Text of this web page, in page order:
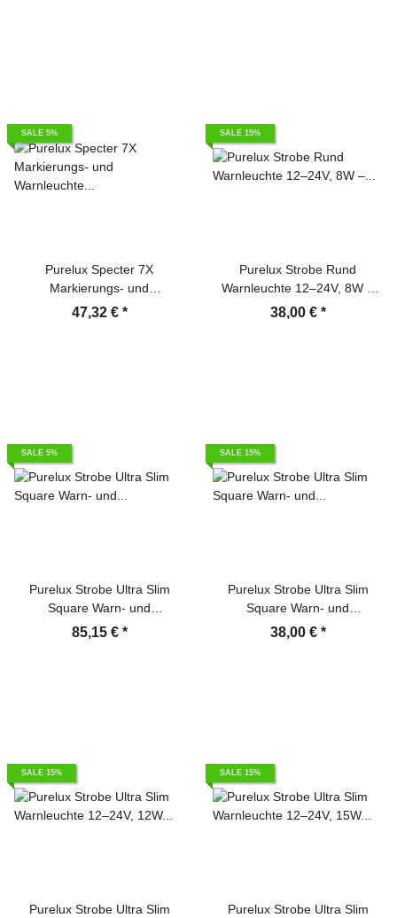
SALE 5%
Purelux Specter 7X
Markierungs- und
Warnleuchte 12–24V, 2W –
47,32 € *
SALE 15%
Purelux Strobe Rund
Warnleuchte 12–24V, 8W –
36mm
38,00 € *
SALE 5%
Purelux Strobe Ultra Slim
Square Warn- und
Positionsleuchte 12–24V, 8W
85,15 € *
SALE 15%
Purelux Strobe Ultra Slim
Square Warn- und
Positionsleuchte 12–24V, 8W
38,00 € *
SALE 15%
Purelux Strobe Ultra Slim
SALE 15%
Purelux Strobe Ultra Slim